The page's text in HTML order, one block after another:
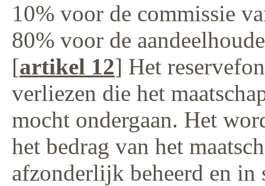
10% voor de commissie
80% voor de
[artikel 12] Het
verliezen die het
mocht ondergaan. Het
het bedrag van het
afzonderlijk beheerd en in